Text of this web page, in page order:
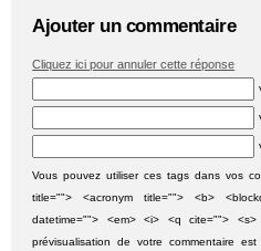
Ajouter un commentaire
Cliquez ici pour annuler cette réponse
Vous pouvez utiliser ces tags dans vos
title=""> <acronym title=""> <b>
datetime=""> <em> <i> <q cite="">
prévisualisation de votre commentaire